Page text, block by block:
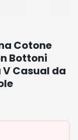
Cotone
Bottoni
Casual da